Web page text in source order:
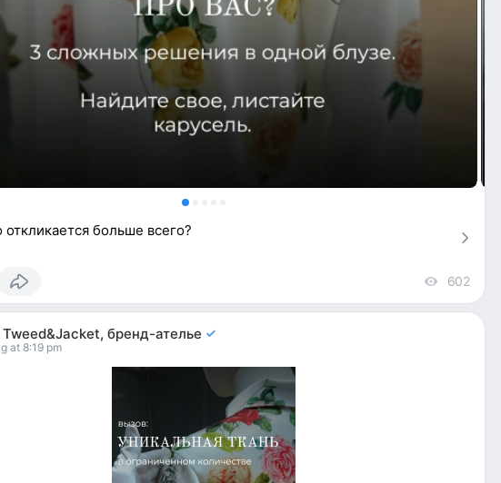
откликается больше всего?
602
Tweed&Jacket, бренд-ателье
at 8:19 pm